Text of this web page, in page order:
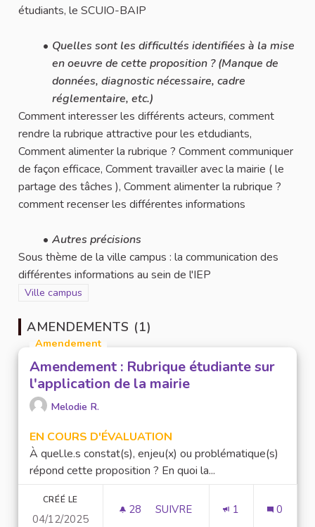
étudiants, le SCUIO-BAIP
Quelles sont les difficultés identifiées à la mise
en oeuvre de cette proposition ? (Manque de
données, diagnostic nécessaire, cadre
réglementaire, etc.)
Comment interesser les différents acteurs, comment
rendre la rubrique attractive pour les etdudiants,
Comment alimenter la rubrique ? Comment communiquer
de façon efficace, Comment travailler avec la mairie ( le
partage des tâches ), Comment alimenter la rubrique ?
comment recenser les différentes informations
Autres précisions
Sous thème de la ville campus : la communication des
différentes informations au sein de l'IEP
Filtrer les résultats pour le secteur : Ville campus
Ville campus
AMENDEMENTS (1)
Amendement
Amendement : Rubrique étudiante sur
l'application de la mairie
Melodie R.
EN COURS D'ÉVALUATION
À quel.le.s constat(s), enjeu(x) ou problématique(s)
répond cette proposition ? En quoi la...
CRÉÉ LE
04/12/2025
28 28 ABONNÉS
SUIVRE 1 0